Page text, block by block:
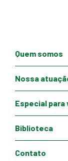
Quem somos
Nossa
Especial para
Biblioteca
Contato